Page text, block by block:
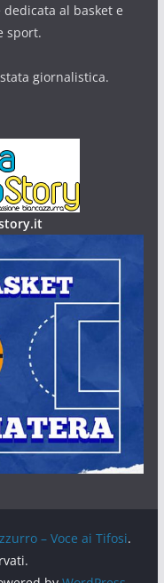
al basket e
sport.
giornalistica.
– Voce ai Tifosi.